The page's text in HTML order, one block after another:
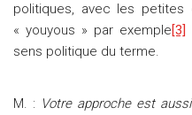
politiques, avec les petites
« youyous » par exemple[3]
sens politique du terme.
M. : Votre approche est